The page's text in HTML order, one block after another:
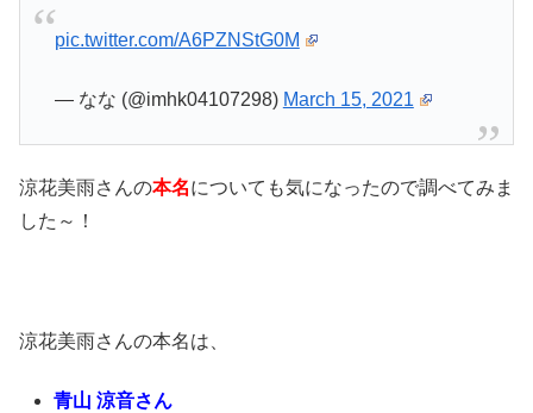
pic.twitter.com/A6PZNStG0M
— なな (@imhk04107298) March 15, 2021
涼花美雨さんの本名についても気になったので調べてみま
した～！
涼花美雨さんの本名は、
青山 涼音さん